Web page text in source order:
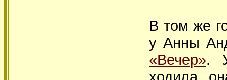
В том же
у Анны
«Вечер».
ходила